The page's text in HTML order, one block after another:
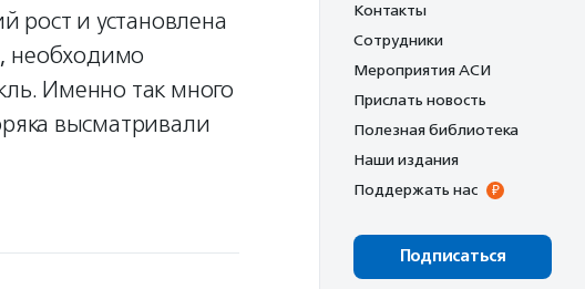
рост и установлена
необходимо
Именно так много
высматривали
Контакты
Сотрудники
Мероприятия АСИ
Прислать новость
Полезная библиотека
Наши издания
Поддержать нас
Подписаться